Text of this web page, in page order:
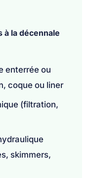
à la décennale
enterrée ou
coque ou liner
(filtration,
skimmers,